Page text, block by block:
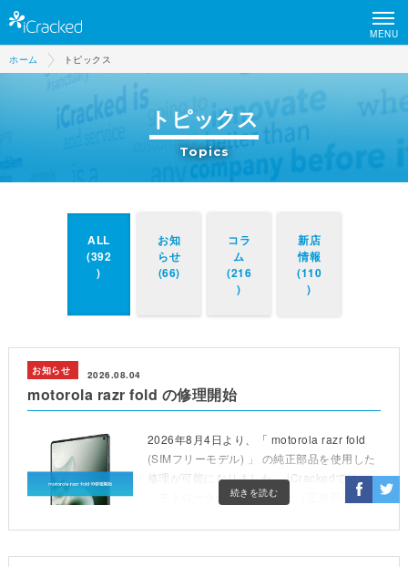
MENU
ホーム トピックス
トピックス
Topics
ALL
(392
)
お知
らせ
(66)
コラ
ム
(216
)
新店
情報
(110
)
motorola razr fold の修理開始
お知らせ 2026.08.04
続きを読む
2026年8月4日より、「 motorola razr fold
(SIMフリーモデル) 」 の純正部品を使用した
修理が可能になりました。 iCrackedでは、
「モトローラ修理パートナー（正規部品取扱